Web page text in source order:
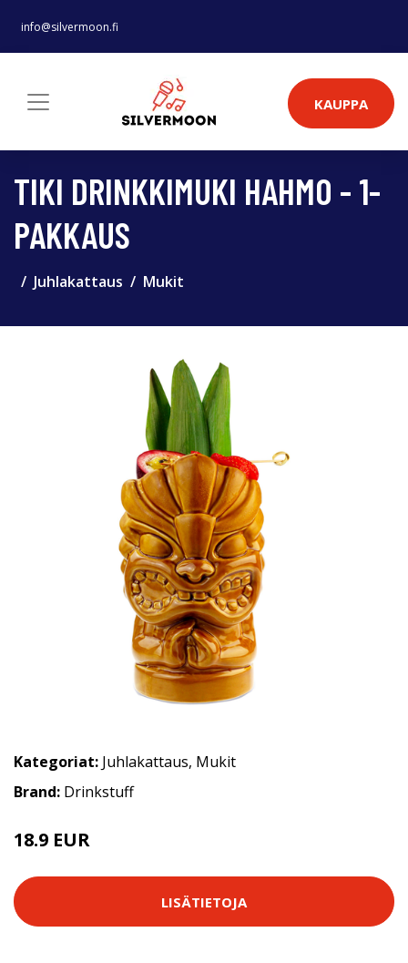
info@silvermoon.fi
KAUPPA
TIKI DRINKKIMUKI HAHMO - 1-
PAKKAUS
Juhlakattaus Mukit
Kategoriat: Juhlakattaus, Mukit
Brand: Drinkstuff
18.9 EUR
LISÄTIETOJA